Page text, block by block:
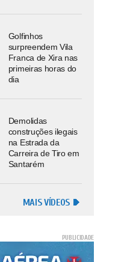
Golfinhos
surpreendem Vila
Franca de Xira nas
primeiras horas do
dia
Demolidas
construções ilegais
na Estrada da
Carreira de Tiro em
Santarém
MAIS VÍDEOS